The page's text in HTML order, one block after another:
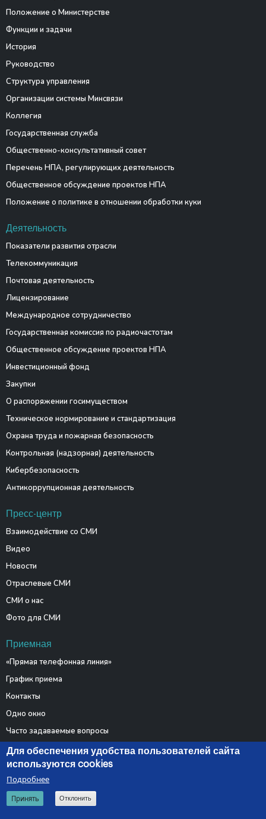
Положение о Министерстве
Функции и задачи
История
Руководство
Структура управления
Организации системы Минсвязи
Коллегия
Государственная служба
Общественно-консультативный совет
Перечень НПА, регулирующих деятельность
Общественное обсуждение проектов НПА
Положение о политике в отношении обработки куки
Деятельность
Показатели развития отрасли
Телекоммуникация
Почтовая деятельность
Лицензирование
Международное сотрудничество
Государственная комиссия по радиочастотам
Общественное обсуждение проектов НПА
Инвестиционный фонд
Закупки
О распоряжении госимуществом
Техническое нормирование и стандартизация
Охрана труда и пожарная безопасность
Контрольная (надзорная) деятельность
Кибербезопасность
Антикоррупционная деятельность
Пресс-центр
Взаимодействие со СМИ
Видео
Новости
Отраслевые СМИ
СМИ о нас
Фото для СМИ
Приемная
«Прямая телефонная линия»
График приема
Контакты
Одно окно
Часто задаваемые вопросы
Электронные обращения
© 2026 Министерство связи и информатизации Республики
Для обеспечения удобства пользователей сайта
используются cookies
Подробнее
Принять Отклонить